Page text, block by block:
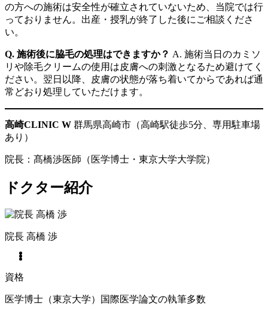
の方への施術は安全性が確立されていないため、当院では行
っておりません。出産・授乳が終了した後にご相談くださ
い。
Q. 施術後に脇毛の処理はできますか？ A. 施術当日のカミソ
リや除毛クリームの使用は皮膚への刺激となるため避けてく
ださい。翌日以降、皮膚の状態が落ち着いてからであれば通
常どおり処理していただけます。
高崎CLINIC W 群馬県高崎市（高崎駅徒歩5分、専用駐車場
あり）
院長：髙橋渉医師（医学博士・東京大学大学院）
ドクター紹介
院長 高橋 渉
資格
医学博士（東京大学）国際医学論文の執筆多数